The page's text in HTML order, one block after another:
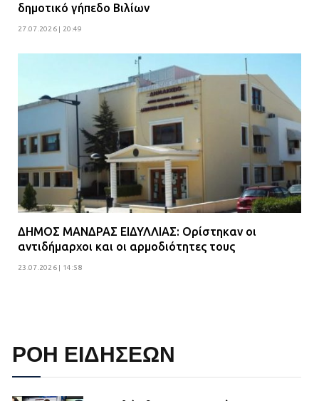
δημοτικό γήπεδο Βιλίων
27.07.2026 | 20:49
ΔΗΜΟΣ ΜΑΝΔΡΑΣ ΕΙΔΥΛΛΙΑΣ: Ορίστηκαν οι
αντιδήμαρχοι και οι αρμοδιότητες τους
23.07.2026 | 14:58
ΡΟΗ ΕΙΔΗΣΕΩΝ